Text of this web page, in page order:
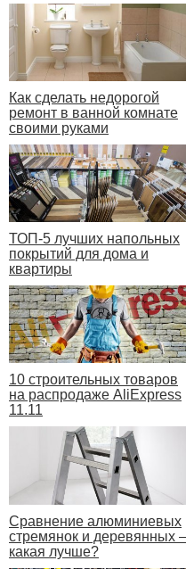
Как сделать недорогой
ремонт в ванной комнате
своими руками
ТОП-5 лучших напольных
покрытий для дома и
квартиры
10 строительных товаров
на распродаже AliExpress
11.11
Сравнение алюминиевых
стремянок и деревянных –
какая лучше?